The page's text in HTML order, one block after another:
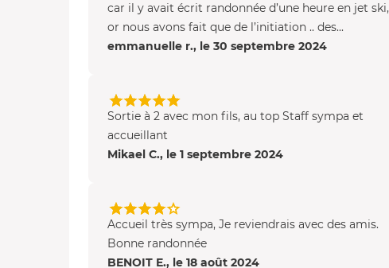
car il y avait écrit randonnée d’une heure en jet ski,
or nous avons fait que de l’initiation .. des...
emmanuelle r., le 30 septembre 2024
Sortie à 2 avec mon fils, au top Staff sympa et
accueillant
Mikael C., le 1 septembre 2024
Accueil très sympa, Je reviendrais avec des amis.
Bonne randonnée
BENOIT E., le 18 août 2024